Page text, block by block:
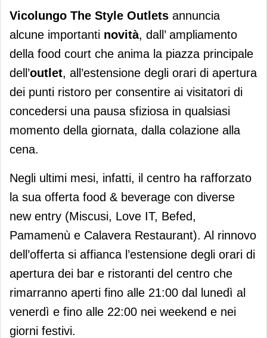
Vicolungo The Style Outlets: nuovi
punti ristoro e orari prolungati
Vicolungo The Style Outlets annuncia
alcune importanti novità, dall’ ampliamento
della food court che anima la piazza principale
dell’outlet, all’estensione degli orari di apertura
dei punti ristoro per consentire ai visitatori di
concedersi una pausa sfiziosa in qualsiasi
momento della giornata, dalla colazione alla
cena.
Negli ultimi mesi, infatti, il centro ha rafforzato
la sua offerta food & beverage con diverse
new entry (Miscusi, Love IT, Befed,
Pamamenù e Calavera Restaurant). Al rinnovo
dell’offerta si affianca l’estensione degli orari di
apertura dei bar e ristoranti del centro che
rimarranno aperti fino alle 21:00 dal lunedì al
venerdì e fino alle 22:00 nei weekend e nei
giorni festivi.